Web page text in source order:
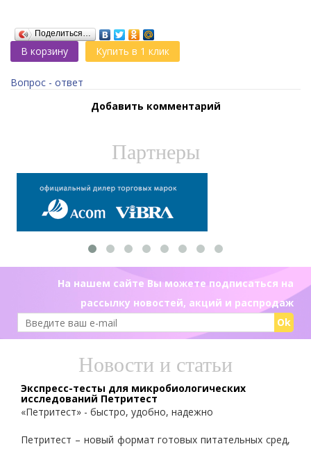
Поделиться…
В корзину Купить в 1 клик
Вопрос - ответ
Добавить комментарий
Партнеры
На нашем сайте Вы можете подписаться на
рассылку новостей, акций и распродаж
Ok
Новости и статьи
Экспресс-тесты для микробиологических
исследований Петритест
«Петритест» - быстро, удобно, надежно
Петритест – новый формат готовых питательных сред,